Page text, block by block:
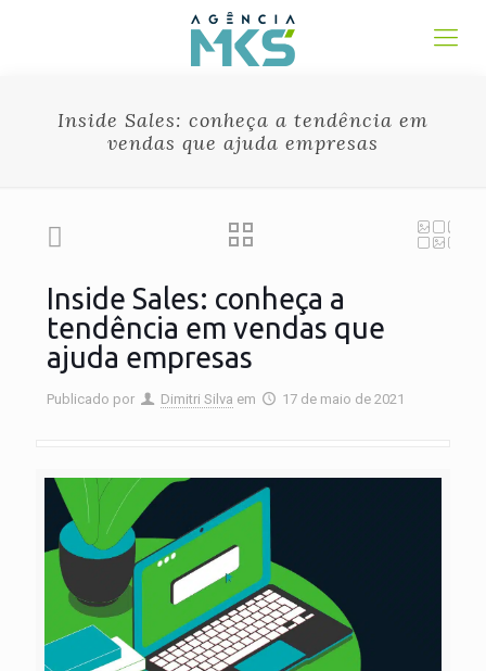
Inside Sales: conheça a tendência em
vendas que ajuda empresas
Inside Sales: conheça a
tendência em vendas que
ajuda empresas
Publicado por Dimitri Silva em 17 de maio de 2021